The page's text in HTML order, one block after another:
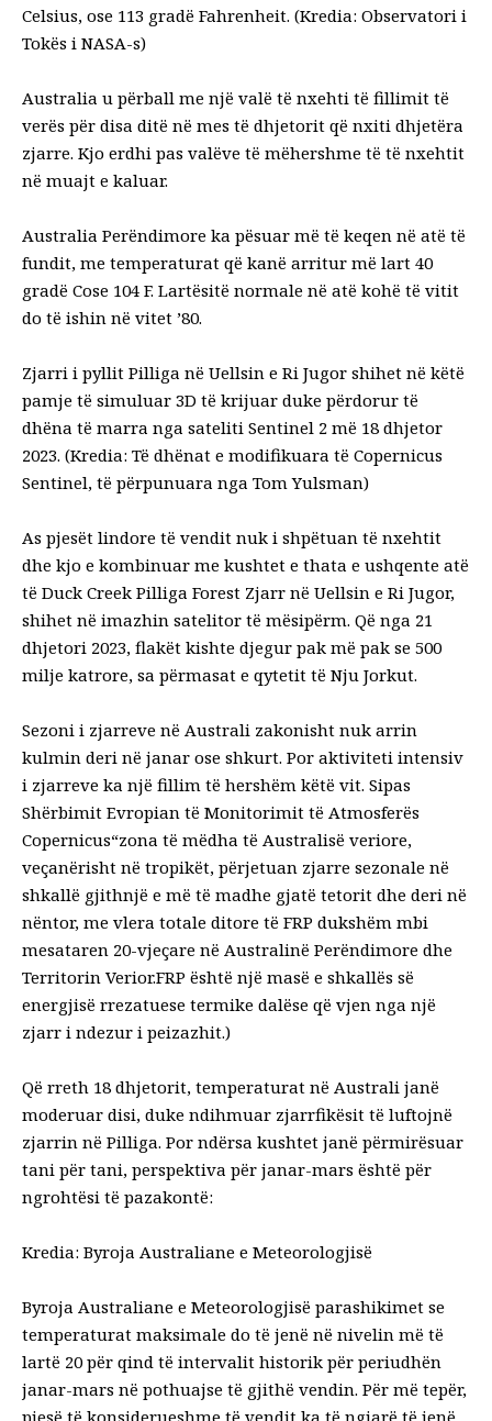
Celsius, ose 113 gradë Fahrenheit. (Kredia: Observatori i
Tokës i NASA-s)
Australia u përball me një valë të nxehti të fillimit të
verës për disa ditë në mes të dhjetorit që nxiti dhjetëra
zjarre. Kjo erdhi pas valëve të mëhershme të të nxehtit
në muajt e kaluar.
Australia Perëndimore ka pësuar më të keqen në atë të
fundit, me temperaturat që kanë arritur më lart 40
gradë Cose 104 F. Lartësitë normale në atë kohë të vitit
do të ishin në vitet ’80.
Zjarri i pyllit Pilliga në Uellsin e Ri Jugor shihet në këtë
pamje të simuluar 3D të krijuar duke përdorur të
dhëna të marra nga sateliti Sentinel 2 më 18 dhjetor
2023. (Kredia: Të dhënat e modifikuara të Copernicus
Sentinel, të përpunuara nga Tom Yulsman)
As pjesët lindore të vendit nuk i shpëtuan të nxehtit
dhe kjo e kombinuar me kushtet e thata e ushqente atë
të Duck Creek Pilliga Forest Zjarr në Uellsin e Ri Jugor,
shihet në imazhin satelitor të mësipërm. Që nga 21
dhjetori 2023, flakët kishte djegur pak më pak se 500
milje katrore, sa përmasat e qytetit të Nju Jorkut.
Sezoni i zjarreve në Australi zakonisht nuk arrin
kulmin deri në janar ose shkurt. Por aktiviteti intensiv
i zjarreve ka një fillim të hershëm këtë vit. Sipas
Shërbimit Evropian të Monitorimit të Atmosferës
Copernicus“zona të mëdha të Australisë veriore,
veçanërisht në tropikët, përjetuan zjarre sezonale në
shkallë gjithnjë e më të madhe gjatë tetorit dhe deri në
nëntor, me vlera totale ditore të FRP dukshëm mbi
mesataren 20-vjeçare në Australinë Perëndimore dhe
Territorin Verior.FRP është një masë e shkallës së
energjisë rrezatuese termike dalëse që vjen nga një
zjarr i ndezur i peizazhit.)
Që rreth 18 dhjetorit, temperaturat në Australi janë
moderuar disi, duke ndihmuar zjarrfikësit të luftojnë
zjarrin në Pilliga. Por ndërsa kushtet janë përmirësuar
tani për tani, perspektiva për janar-mars është për
ngrohtësi të pazakontë:
Kredia: Byroja Australiane e Meteorologjisë
Byroja Australiane e Meteorologjisë parashikimet se
temperaturat maksimale do të jenë në nivelin më të
lartë 20 për qind të intervalit historik për periudhën
janar-mars në pothuajse të gjithë vendin. Për më tepër,
pjesë të konsiderueshme të vendit ka të ngjarë të jenë